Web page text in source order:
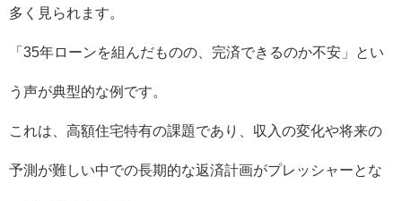
多く見られます。
「35年ローンを組んだものの、完済できるのか不安」とい
う声が典型的な例です。
これは、高額住宅特有の課題であり、収入の変化や将来の
予測が難しい中での長期的な返済計画がプレッシャーとな